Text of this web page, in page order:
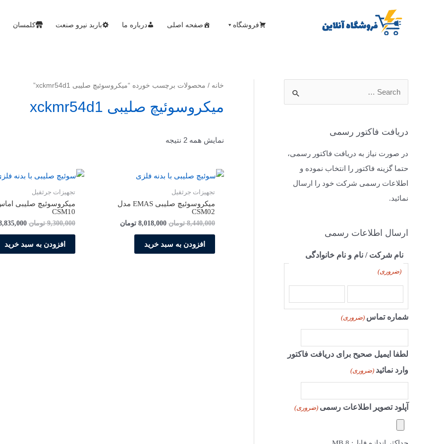
فروشگاه صفحه اصلی درباره ما باربد نیرو صنعت کلمسان
دریافت فاکتور رسمی
در صورت نیاز به دریافت فاکتور رسمی،
حتما گزینه فاکتور را انتخاب نموده و
اطلاعات رسمی شرکت خود را ارسال
نمائید.
ارسال اطلاعات رسمی
نام شرکت / نام و نام خانوادگی
(ضروری)
شماره تماس (ضروری)
لطفا ایمیل صحیح برای دریافت فاکتور
وارد نمائید (ضروری)
آپلود تصویر اطلاعات رسمی (ضروری)
خانه / محصولات برچسب خورده “میکروسوئیچ صلیبی xckmr54d1”
میکروسوئیچ صلیبی xckmr54d1
نمایش همه 2 نتیجه
تجهیزات جرثقیل
میکروسوئیچ صلیبی EMAS مدل
CSM02
8,440,000 تومان 8,018,000 تومان
افزودن به سبد خرید
تجهیزات جرثقیل
میکروسوئیچ صلیبی
CSM10
9,300,000 تومان
افزودن به سبد خرید